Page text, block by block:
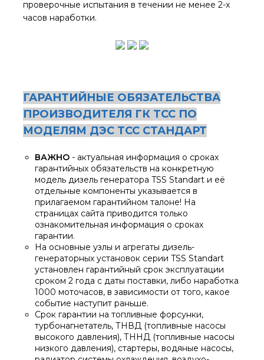
проверочные испытания в течении не менее 2-х
часов наработки.
ГАРАНТИЙНЫЕ ОБЯЗАТЕЛЬСТВА
ПРОИЗВОДИТЕЛЯ ГК ТСС ПО
МОДЕЛЯМ ДЭС ТСС СТАНДАРТ
ВАЖНО - актуальная информация о сроках
гарантийных обязательств на конкретную
модель дизель генератора TSS Standart и её
отдельные компоненты указывается в
прилагаемом гарантийном талоне! На
страницах сайта приводится только
ознакомительная информация о сроках
гарантии.
На основные узлы и агрегаты дизель-
генераторных установок серии TSS Standart
установлен гарантийный срок эксплуатации
сроком 2 года с даты поставки, либо наработка
1000 моточасов, в зависимости от того, какое
событие наступит раньше.
Срок гарантии на топливные форсунки,
турбонагнетатель, ТНВД (топливные насосы
высокого давления), ТННД (топливные насосы
низкого давления), стартеры, водяные насосы,